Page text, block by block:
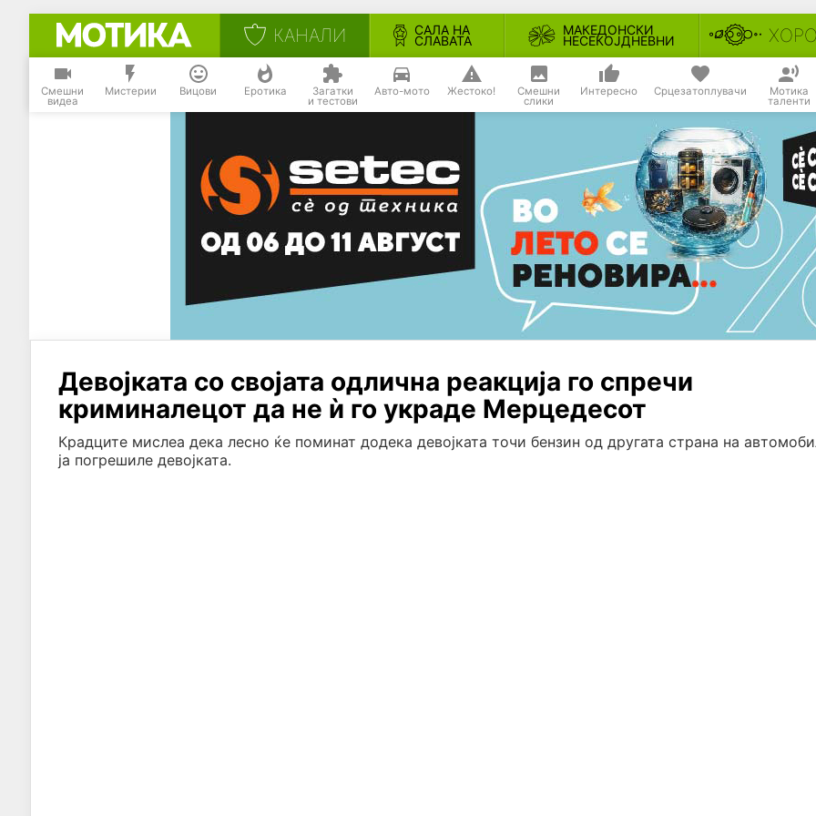
КАНАЛИ САЛА НА
СЛАВАТА
МАКЕДОНСКИ
НЕСЕКОЈДНЕВНИ
Смешни
видеа
Мистерии Вицови Еротика Загатки
и тестови
Авто-мото Жестоко! Смешни
слики
Интересно Срцезатоплувачи Мотика
таленти
Девојката со својата одлична реакција го спречи
криминалецот да не ѝ го украде Мерцедесот
Крадците мислеа дека лесно ќе поминат додека девојката точи бензин од другата страна на
ја погрешиле девојката.